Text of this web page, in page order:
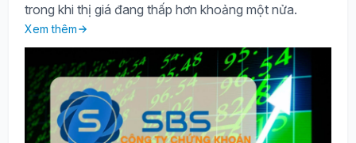
trong khi thị giá đang thấp hơn khoảng một nửa.
Xem thêm